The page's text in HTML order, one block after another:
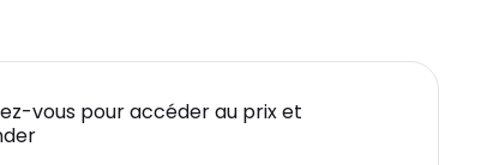
vous pour accéder au prix et